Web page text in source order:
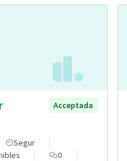
Acceptada
Segur
0